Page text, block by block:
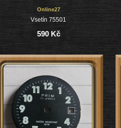
Online27
Vsetín 75501
590 Kč